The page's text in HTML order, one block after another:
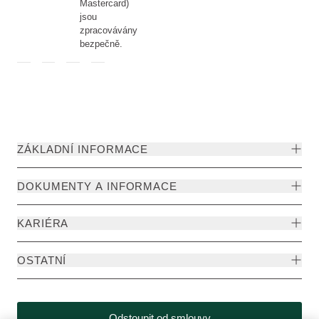
Mastercard)
jsou
zpracovávány
bezpečně.
ZÁKLADNÍ INFORMACE
DOKUMENTY A INFORMACE
KARIÉRA
OSTATNÍ